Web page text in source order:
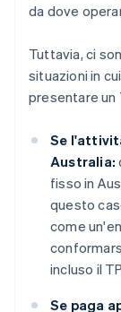
da dove
Tuttavia, ci
situazioni in
presentare un
Se
Australia:
fisso in
questo
come
incluso il
Se paga